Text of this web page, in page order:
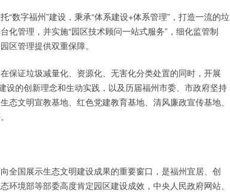
“数字福州”建设，秉承“体系建设+体系管理”，打造一流的垃
化管理，并实施“园区技术顾问一站式服务”，细化监管制
区管理提供双重保障。
在保证垃圾减量化、资源化、无害化分类处置的同时，开展
设的创新理念和生动实践，以及历届福州市委、市政府坚持
态文明宣教基地、红色党建教育基地、清风廉政宣传基地、
全国展示生态文明建设成果的重要窗口，是福州宜居、创
环境部等部委高度肯定园区建设成效，中央人民政府网站、